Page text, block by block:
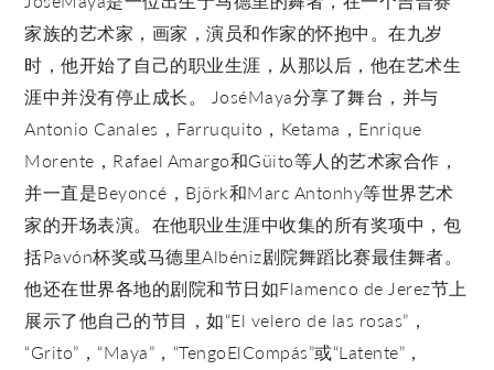
家族的艺术家，画家，演员和作家的怀抱中。在九岁
时，他开始了自己的职业生涯，从那以后，他在艺术生
涯中并没有停止成长。 JoséMaya分享了舞台，并与
Antonio Canales，Farruquito，Ketama，Enrique
Morente，Rafael Amargo和Güito等人的艺术家合作，
并一直是Beyoncé，Björk和Marc Antonhy等世界艺术
家的开场表演。在他职业生涯中收集的所有奖项中，包
括Pavón杯奖或马德里Albéniz剧院舞蹈比赛最佳舞者。
他还在世界各地的剧院和节日如Flamenco de Jerez节上
展示了他自己的节目，如“El velero de las rosas”，
“Grito”，“Maya”，“TengoElCompás”或“Latente”，